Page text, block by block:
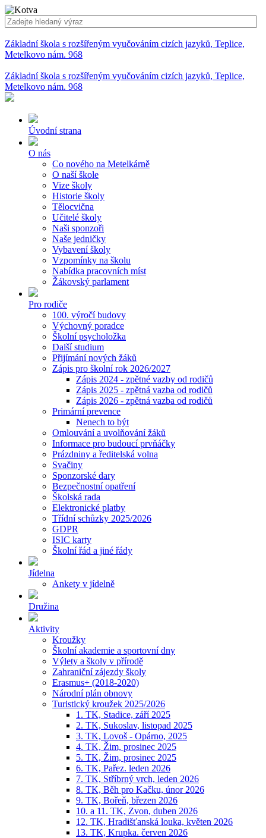
Základní škola s rozšířeným vyučováním cizích jazyků, Teplice,
Metelkovo nám. 968
Základní škola s rozšířeným vyučováním cizích jazyků, Teplice,
Metelkovo nám. 968
Úvodní strana
O nás
Co nového na Metelkárně
O naší škole
Vize školy
Historie školy
Tělocvična
Učitelé školy
Naši sponzoři
Naše jedničky
Vybavení školy
Vzpomínky na školu
Nabídka pracovních míst
Žákovský parlament
Pro rodiče
100. výročí budovy
Výchovný poradce
Školní psycholožka
Další studium
Přijímání nových žáků
Zápis pro školní rok 2026/2027
Zápis 2024 - zpětné vazby od rodičů
Zápis 2025 - zpětná vazba od rodičů
Zápis 2026 - zpětná vazba od rodičů
Primární prevence
Nenech to být
Omlouvání a uvolňování žáků
Informace pro budoucí prvňáčky
Prázdniny a ředitelská volna
Svačiny
Sponzorské dary
Bezpečnostní opatření
Školská rada
Elektronické platby
Třídní schůzky 2025/2026
GDPR
ISIC karty
Školní řád a jiné řády
Jídelna
Ankety v jídelně
Družina
Aktivity
Kroužky
Školní akademie a sportovní dny
Výlety a školy v přírodě
Zahraniční zájezdy školy
Erasmus+ (2018-2020)
Národní plán obnovy
Turistický kroužek 2025/2026
1. TK, Stadice, září 2025
2. TK, Sukoslav, listopad 2025
3. TK, Lovoš - Opárno, 2025
4. TK, Žim, prosinec 2025
5. TK, Žim, prosinec 2025
6. TK, Pařez. leden 2026
7. TK, Stříbrný vrch, leden 2026
8. TK, Běh pro Kačku, únor 2026
9. TK, Bořeň, březen 2026
10. a 11. TK, Zvon, duben 2026
12. TK, Hradišťanská louka, květen 2026
13. TK, Krupka. červen 2026